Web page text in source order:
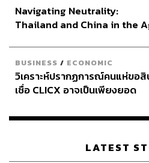
ABOUT
THE
ABOUT
ชาติกล้า สำ
STANDARD
Navigating Neutrality:
Thailand and China in the
BUSINESS / ECONOMIC
วิเคราะห์ปรากฏการณ์คนแห่ขอ
เชื่อ CLICX อาจเป็นเพียงยอด
เรือนไทยที่ถูกซุกไว้
LATEST